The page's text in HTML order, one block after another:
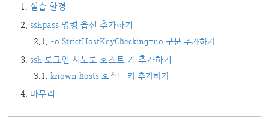
실습 환경
sshpass 명령 옵션 추가하기
-o StrictHostKeyChecking=no 구문 추가하기
ssh 로그인 시도로 호스트 키 추가하기
known hosts 호스트 키 추가하기
마무리